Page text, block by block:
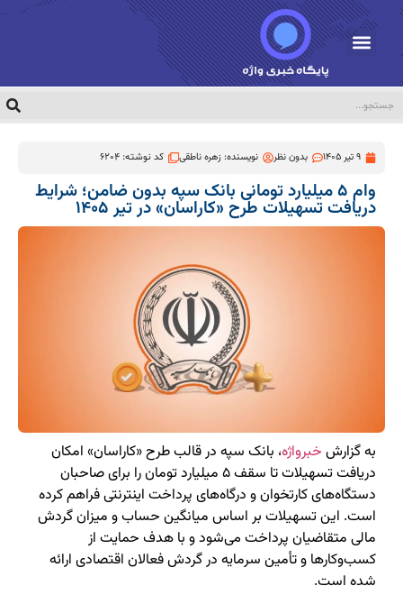
9 تیر 1405 بدون نظر نویسنده:زهره ناطقی کد نوشته: 6204
وام ۵ میلیارد تومانی بانک سپه بدون ضامن؛ شرایط
دریافت تسهیلات طرح «کاراسان» در تیر ۱۴۰۵
به گزارش خبرواژه، بانک سپه در قالب طرح «کاراسان» امکان
دریافت تسهیلات تا سقف ۵ میلیارد تومان را برای صاحبان
دستگاه‌های کارتخوان و درگاه‌های پرداخت اینترنتی فراهم کرده
است. این تسهیلات بر اساس میانگین حساب و میزان گردش
مالی متقاضیان پرداخت می‌شود و با هدف حمایت از
کسب‌وکارها و تأمین سرمایه در گردش فعالان اقتصادی ارائه
شده است.